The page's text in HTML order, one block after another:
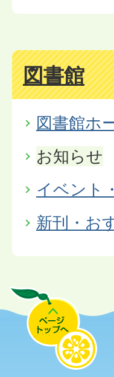
図書館
図書館ホ
お知らせ
イベント
新刊・お